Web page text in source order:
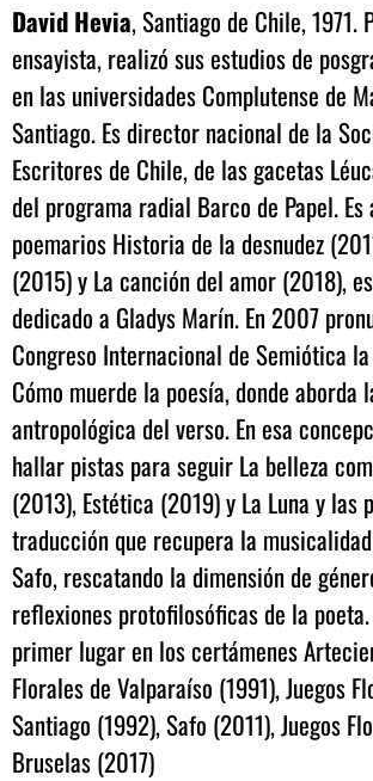
David Hevia, Santiago de Chile, 1971.
ensayista, realizó sus estudios de
en las universidades Complutense de
Santiago. Es director nacional de la
Escritores de Chile, de las gacetas
del programa radial Barco de Papel.
poemarios Historia de la desnudez
(2015) y La canción del amor (2018),
dedicado a Gladys Marín. En 2007
Congreso Internacional de Semiótica
Cómo muerde la poesía, donde aborda
antropológica del verso. En esa
hallar pistas para seguir La belleza
(2013), Estética (2019) y La Luna y las
traducción que recupera la
Safo, rescatando la dimensión de
reflexiones protofilosóficas de la
primer lugar en los certámenes
Florales de Valparaíso (1991), Juegos
Santiago (1992), Safo (2011), Juegos
Bruselas (2017)